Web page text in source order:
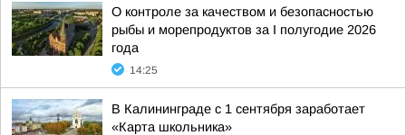
О контроле за качеством и безопасностью
рыбы и морепродуктов за I полугодие 2026
года
14:25
В Калининграде с 1 сентября заработает
«Карта школьника»